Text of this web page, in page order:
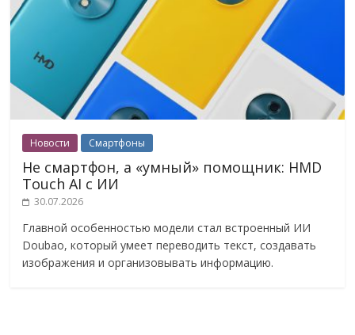
Новости Смартфоны
Не смартфон, а «умный» помощник: HMD
Touch AI с ИИ
30.07.2026
Главной особенностью модели стал встроенный ИИ
Doubao, который умеет переводить текст, создавать
изображения и организовывать информацию.